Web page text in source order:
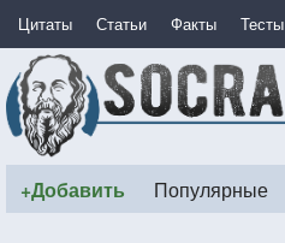
Цитаты Статьи Факты Тесты
+Добавить Популярные